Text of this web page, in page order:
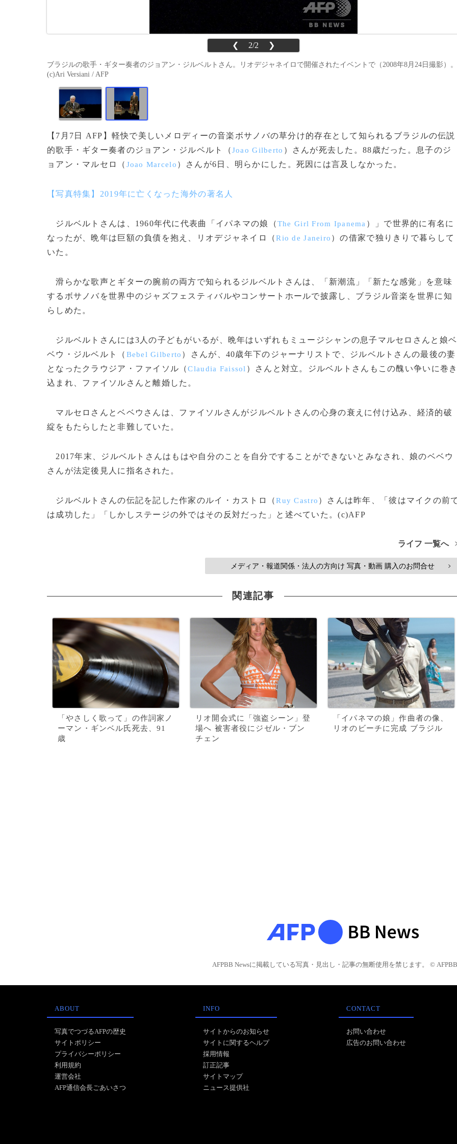
❮ 2/2 ❯
ブラジルの歌手・ギター奏者のジョアン・ジルベルトさん。リオデジャネイロで開催されたイベントで（2008年8月24日撮影）。
(c)Ari Versiani / AFP
【7月7日 AFP】軽快で美しいメロディーの音楽ボサノバの草分け的存在として知られるブラジルの伝説
的歌手・ギター奏者のジョアン・ジルベルト（Joao Gilberto ）さんが死去した。88歳だった。息子のジ
ョアン・マルセロ（ Joao Marcelo ）さんが6日、明らかにした。死因には言及しなかった。
【写真特集】2019年に亡くなった海外の著名人
ジルベルトさんは、1960年代に代表曲「イパネマの娘（The Girl From Ipanema ）」で世界的に有名に
なったが、晩年は巨額の負債を抱え、リオデジャネイロ（Rio de Janeiro ）の借家で独りきりで暮らして
いた。
滑らかな歌声とギターの腕前の両方で知られるジルベルトさんは、「新潮流」「新たな感覚」を意味
するボサノバを世界中のジャズフェスティバルやコンサートホールで披露し、ブラジル音楽を世界に知
らしめた。
ジルベルトさんには3人の子どもがいるが、晩年はいずれもミュージシャンの息子マルセロさんと娘ベ
ベウ・ジルベルト（ Bebel Gilberto ）さんが、40歳年下のジャーナリストで、ジルベルトさんの最後の妻
となったクラウジア・ファイソル（Claudia Faissol ）さんと対立。ジルベルトさんもこの醜い争いに巻
込まれ、ファイソルさんと離婚した。
マルセロさんとベベウさんは、ファイソルさんがジルベルトさんの心身の衰えに付け込み、経済的破
綻をもたらしたと非難していた。
2017年末、ジルベルトさんはもはや自分のことを自分ですることができないとみなされ、娘のベベウ
さんが法定後見人に指名された。
ジルベルトさんの伝記を記した作家のルイ・カストロ（Ruy Castro ）さんは昨年、「彼はマイクの前
は成功した」「しかしステージの外ではその反対だった」と述べていた。(c)AFP
ライフ 一覧へ
メディア・報道関係・法人の方向け 写真・動画 購入のお問合せ >
関連記事
「やさしく歌って」の作詞家ノ
ーマン・ギンベル氏死去、91
歳
リオ開会式に「強盗シーン」登
場へ 被害者役にジゼル・ブン
チェン
「イパネマの娘」作曲者の像、
リオのビーチに完成 ブラジル
AFPBB Newsに掲載している写真・見出し・記事の無断使用を禁じます。 © AFPBB
ABOUT
写真でつづるAFPの歴史
サイトポリシー
プライバシーポリシー
利用規約
運営会社
AFP通信会長ごあいさつ
INFO
サイトからのお知らせ
サイトに関するヘルプ
採用情報
訂正記事
サイトマップ
ニュース提供社
CONTACT
お問い合わせ
広告のお問い合わせ